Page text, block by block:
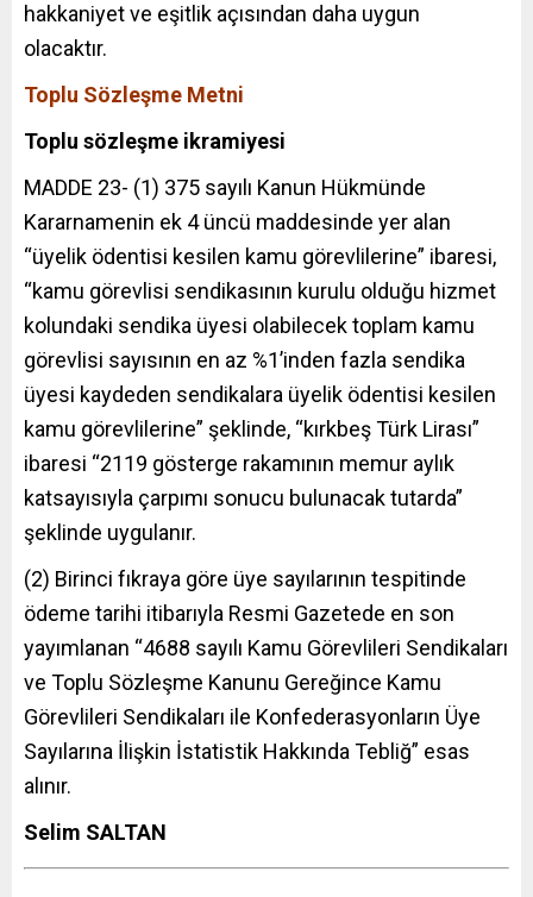
hakkaniyet ve eşitlik açısından daha uygun
olacaktır.
Toplu Sözleşme Metni
Toplu sözleşme ikramiyesi
MADDE 23- (1) 375 sayılı Kanun Hükmünde
Kararnamenin ek 4 üncü maddesinde yer alan
“üyelik ödentisi kesilen kamu görevlilerine” ibaresi,
“kamu görevlisi sendikasının kurulu olduğu hizmet
kolundaki sendika üyesi olabilecek toplam kamu
görevlisi sayısının en az %1’inden fazla sendika
üyesi kaydeden sendikalara üyelik ödentisi kesilen
kamu görevlilerine” şeklinde, “kırkbeş Türk Lirası”
ibaresi “2119 gösterge rakamının memur aylık
katsayısıyla çarpımı sonucu bulunacak tutarda”
şeklinde uygulanır.
(2) Birinci fıkraya göre üye sayılarının tespitinde
ödeme tarihi itibarıyla Resmi Gazetede en son
yayımlanan “4688 sayılı Kamu Görevlileri Sendikaları
ve Toplu Sözleşme Kanunu Gereğince Kamu
Görevlileri Sendikaları ile Konfederasyonların Üye
Sayılarına İlişkin İstatistik Hakkında Tebliğ” esas
alınır.
Selim SALTAN